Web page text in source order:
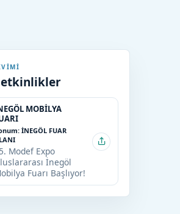
etkinlikler
MOBİLYA
İNEGÖL FUAR
Modef Expo
İnegöl
Fuarı Başlıyor!